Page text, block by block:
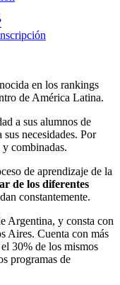
en los rankings
de América Latina.
a sus alumnos de
necesidades. Por
combinadas.
de aprendizaje de la
de los diferentes
constantemente.
Argentina, y consta con
Aires. Cuenta con más
30% de los mismos
programas de